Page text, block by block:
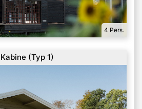
4 Pers.
Kabine (Typ 1)